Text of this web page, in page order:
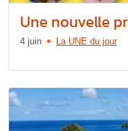
Une nouvelle
4 juin La UNE du jour